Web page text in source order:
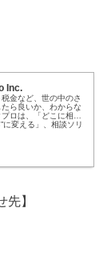
Inc.
金など、世の中のさ
ら良いか、わからな
ロは、「どこに相談
に変える」、相談ソリ
】